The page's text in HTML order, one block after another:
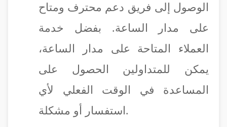
الوصول إلى فريق دعم محترف ومتاح
على مدار الساعة. بفضل خدمة
العملاء المتاحة على مدار الساعة،
يمكن للمتداولين الحصول على
المساعدة في الوقت الفعلي لأي
استفسار أو مشكلة.